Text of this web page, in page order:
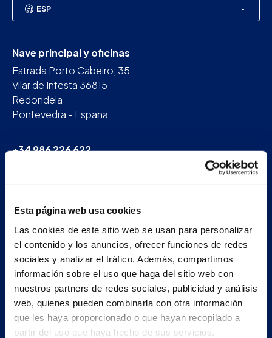
Esta página web usa cookies
Las cookies de este sitio web se usan para personalizar
el contenido y los anuncios, ofrecer funciones de redes
sociales y analizar el tráfico. Además, compartimos
información sobre el uso que haga del sitio web con
nuestros partners de redes sociales, publicidad y análisis
web, quienes pueden combinarla con otra información
que les haya proporcionado o que hayan recopilado a
partir del uso que haya hecho de sus servicios.
ESP
Nave principal y oficinas
Estrada Porto Cabeiro, 35
Vilar de Infesta 36815
Redondela
Pontevedra - España
+34 986 226 622